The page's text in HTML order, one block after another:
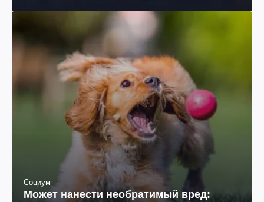
Социум
Может нанести необратимый вред: